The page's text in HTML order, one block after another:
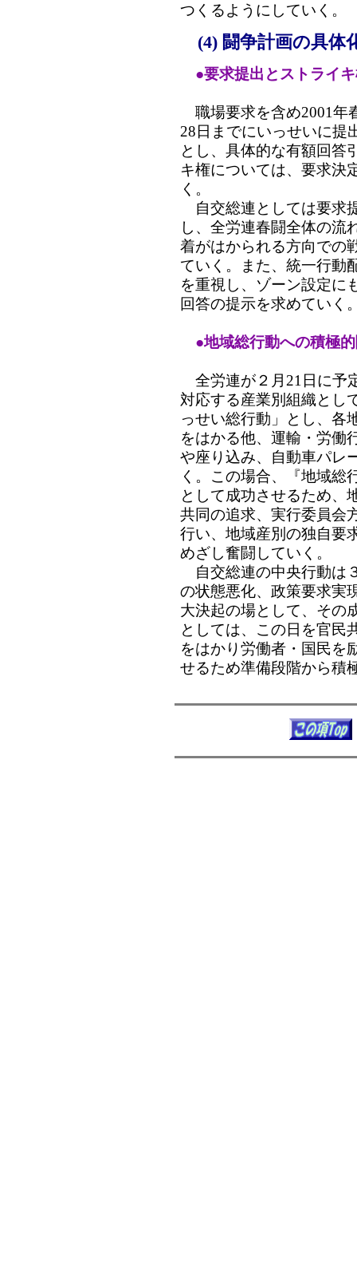
つくるようにしていく。
(4) 闘争計画の具体
●要求提出とストライ
職場要求を含め2001年
28日までにいっせいに提
とし、具体的な有額回答
キ権については、要求決
く。
自交総連としては要求
し、全労連春闘全体の流
着がはかられる方向での
ていく。また、統一行動
を重視し、ゾーン設定に
回答の提示を求めていく
●地域総行動への積極
全労連が２月21日に予
対応する産業別組織とし
っせい総行動」とし、各
をはかる他、運輸・労働
や座り込み、自動車パレ
く。この場合、『地域総
として成功させるため、
共同の追求、実行委員会
行い、地域産別の独自要
めざし奮闘していく。
自交総連の中央行動は
の状態悪化、政策要求実
大決起の場として、その
としては、この日を官民
をはかり労働者・国民を
せるため準備段階から積